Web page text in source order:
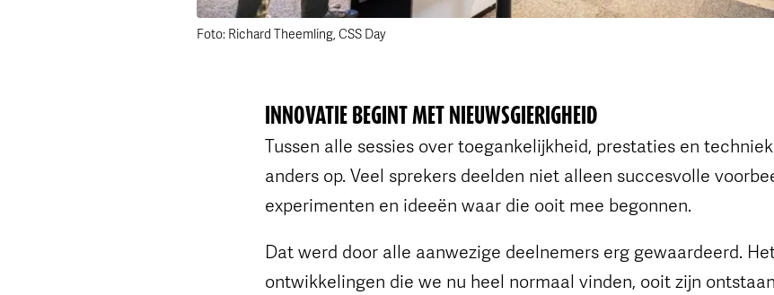
Foto: Richard Theemling, CSS Day
INNOVATIE BEGINT MET NIEUWSGIERIGHEID
Tussen alle sessies over toegankelijkheid, prestaties en
anders op. Veel sprekers deelden niet alleen succesvolle
experimenten en ideeën waar die ooit mee begonnen.
Dat werd door alle aanwezige deelnemers erg gewaardeerd.
ontwikkelingen die we nu heel normaal vinden, ooit zijn